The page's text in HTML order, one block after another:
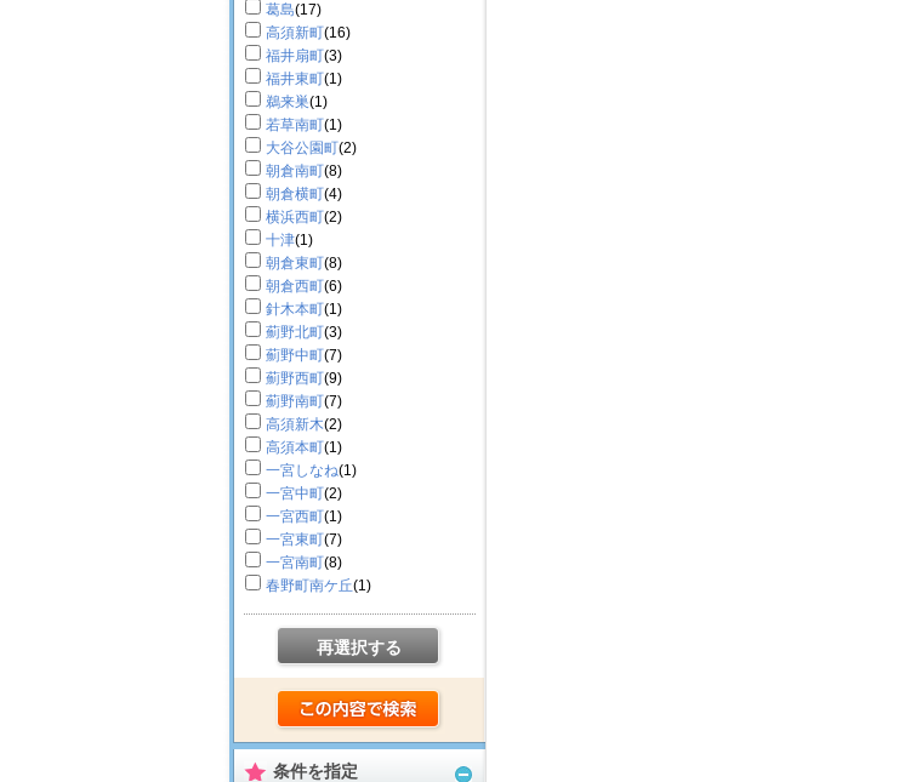
葛島(17)
高須新町(16)
福井扇町(3)
福井東町(1)
鵜来巣(1)
若草南町(1)
大谷公園町(2)
朝倉南町(8)
朝倉横町(4)
横浜西町(2)
十津(1)
朝倉東町(8)
朝倉西町(6)
針木本町(1)
薊野北町(3)
薊野中町(7)
薊野西町(9)
薊野南町(7)
高須新木(2)
高須本町(1)
一宮しなね(1)
一宮中町(2)
一宮西町(1)
一宮東町(7)
一宮南町(8)
春野町南ケ丘(1)
再選択する
条件を指定